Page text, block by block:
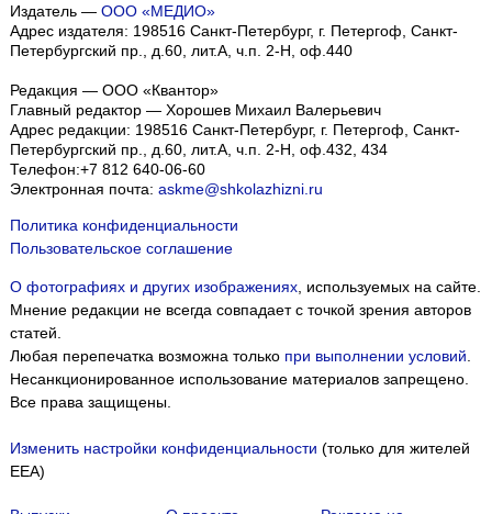
Издатель — ООО «МЕДИО»
Адрес издателя: 198516 Санкт-Петербург, г. Петергоф, Санкт-
Петербургский пр., д.60, лит.А, ч.п. 2-Н, оф.440
Редакция — ООО «Квантор»
Главный редактор — Хорошев Михаил Валерьевич
Адрес редакции: 198516 Санкт-Петербург, г. Петергоф Санкт-
Петербургский пр., д.60, лит.А, ч.п. 2-Н, оф.432, 434
Телефон:+7 812 640-06-60
Электронная почта: askme@shkolazhizni.ru
Политика конфиденциальности
Пользовательское соглашение
О фотографиях и других изображениях, используемых на сайте.
Мнение редакции не всегда совпадает с точкой зрения авторов
статей.
Любая перепечатка возможна только при выполнении условий
Несанкционированное использование материалов запрещено.
Все права защищены.
Изменить настройки конфиденциальности (только для жителей
EEA)